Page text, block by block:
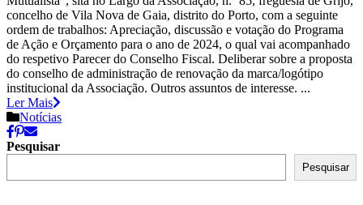
concelho de Vila Nova de Gaia, distrito do Porto, com a seguinte
ordem de trabalhos: Apreciação, discussão e votação do Programa
de Ação e Orçamento para o ano de 2024, o qual vai acompanhado
do respetivo Parecer do Conselho Fiscal. Deliberar sobre a proposta
do conselho de administração de renovação da marca/logótipo
institucional da Associação. Outros assuntos de interesse. ...
Ler Mais
Notícias
Pesquisar
Pesquisar